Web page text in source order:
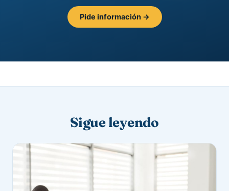
Pide información →
Sigue leyendo